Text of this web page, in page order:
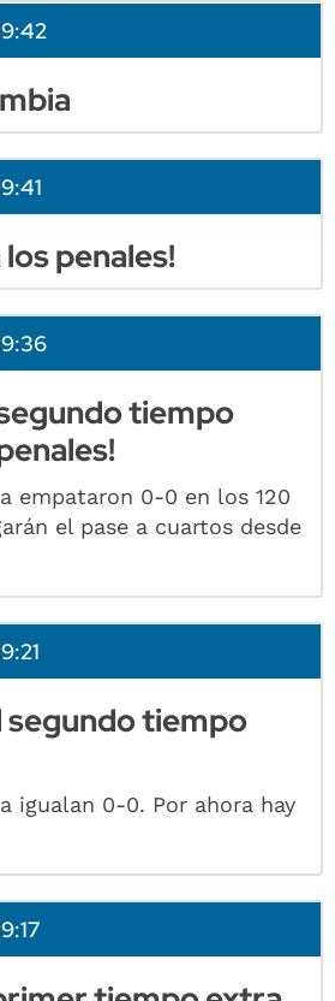
los penales!
tiempo
empataron 0-0 en los 120
el pase a cuartos desde
segundo tiempo
igualan 0-0. Por ahora hay